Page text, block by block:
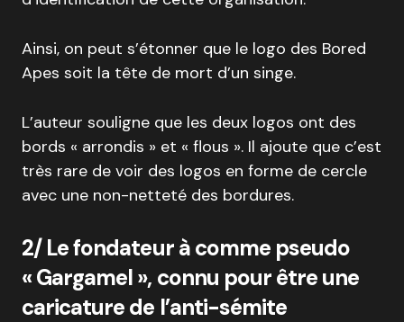
Ainsi, on peut s’étonner que le logo des Bored
Apes soit la tête de mort d’un singe.
L’auteur souligne que les deux logos ont des
bords « arrondis » et « flous ». Il ajoute que c’est
très rare de voir des logos en forme de cercle
avec une non-netteté des bordures.
2/ Le fondateur à comme pseudo
« Gargamel », connu pour être une
caricature de l’anti-sémite